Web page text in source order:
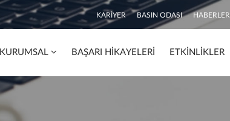
KARIYER BASIN ODASI HABERLER
KURUMSAL BAŞARI HIKAYELERI ETKINLIKLER